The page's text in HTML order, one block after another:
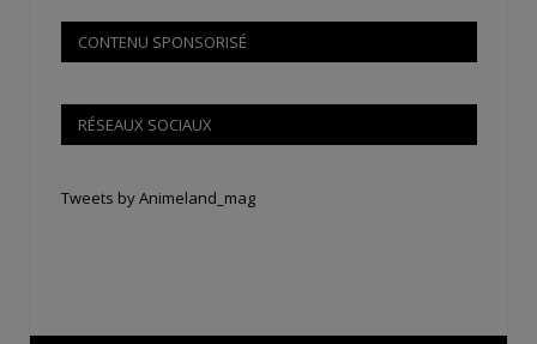
CONTENU SPONSORISÉ
RÉSEAUX SOCIAUX
Tweets by Animeland_mag